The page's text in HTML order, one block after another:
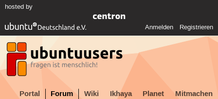
hosted by
Anmelden Registrieren
Portal Forum Wiki Ikhaya Planet Mitmachen